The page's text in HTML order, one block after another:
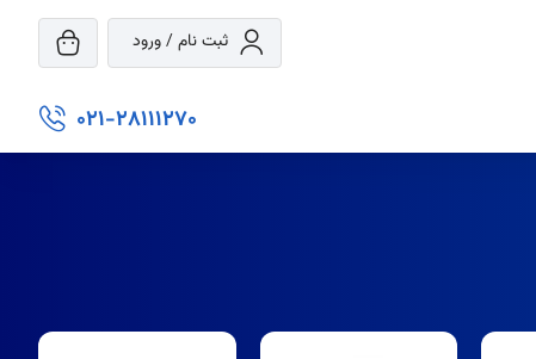
ثبت نام / ورود
021-28111270